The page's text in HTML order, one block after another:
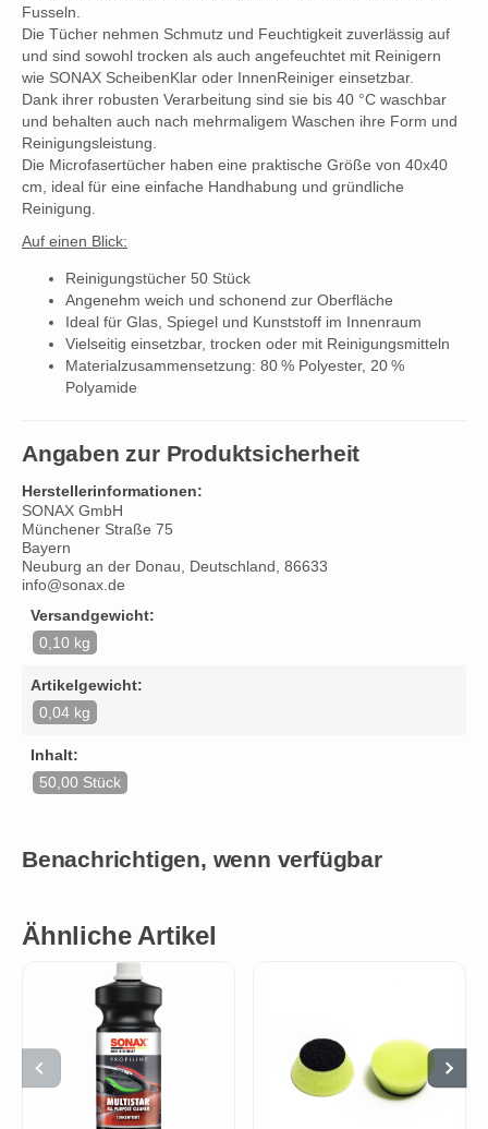
Fusseln.
Die Tücher nehmen Schmutz und Feuchtigkeit zuverlässig auf
und sind sowohl trocken als auch angefeuchtet mit Reinigern
wie SONAX ScheibenKlar oder InnenReiniger einsetzbar.
Dank ihrer robusten Verarbeitung sind sie bis 40 °C waschbar
und behalten auch nach mehrmaligem Waschen ihre Form und
Reinigungsleistung.
Die Microfasertücher haben eine praktische Größe von 40x40
cm, ideal für eine einfache Handhabung und gründliche
Reinigung.
Auf einen Blick:
Reinigungstücher 50 Stück
Angenehm weich und schonend zur Oberfläche
Ideal für Glas, Spiegel und Kunststoff im Innenraum
Vielseitig einsetzbar, trocken oder mit Reinigungsmitteln
Materialzusammensetzung: 80 % Polyester, 20 %
Polyamide
Angaben zur Produktsicherheit
Herstellerinformationen:
SONAX GmbH
Münchener Straße 75
Bayern
Neuburg an der Donau, Deutschland, 86633
info@sonax.de
Versandgewicht:
0,10 kg
Artikelgewicht:
0,04 kg
Inhalt:
50,00 Stück
Benachrichtigen, wenn verfügbar
Ähnliche Artikel